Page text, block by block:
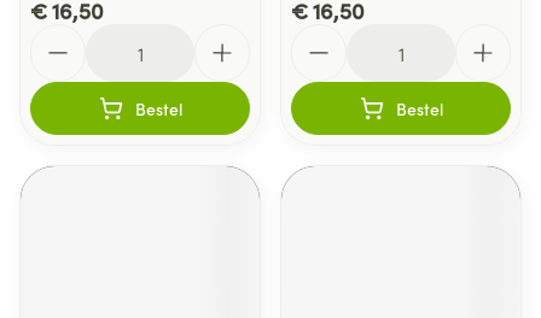
€ 16,50
Bestel
€ 16,50
Bestel